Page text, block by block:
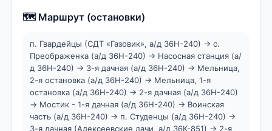
🗺️ Маршрут (остановки)
п. Гвардейцы (СДТ «Газовик», а/д 36Н-240) → с.
Преображенка (а/д 36Н-240) → Насосная станция (а/
д 36Н-240) → 3-я дачная (а/д 36Н-240) → Мельница,
2-я остановка (а/д 36Н-240) → Мельница, 1-я
остановка (а/д 36Н-240) → 2-я дачная (а/д 36Н-240)
→ Мостик - 1-я дачная (а/д 36Н-240) → Воинская
часть (а/д 36Н-240) → п. Студенцы (а/д 36Н-240) →
3-я дачная (Алексеевские дачи, а/д 36К-851) → 2-я